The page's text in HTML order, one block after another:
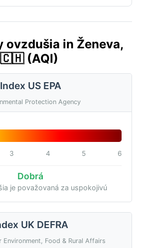
ovzdušia in Ženeva,
🇨🇭 (AQI)
Index US EPA
Protection Agency
3 4 5 6
Dobrá
je považovaná za uspokojivú
UK DEFRA
Environment, Food & Rural Affairs